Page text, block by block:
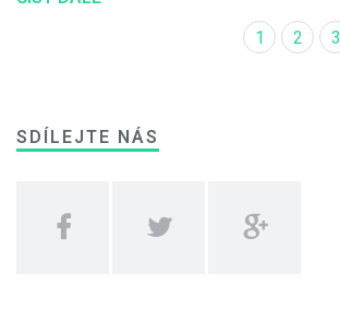
1
2 3
SDÍLEJTE NÁS